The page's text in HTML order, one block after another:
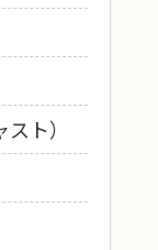
ト）